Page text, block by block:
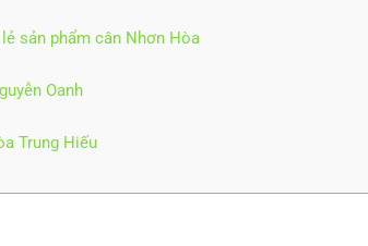
sản phẩm cân Nhơn Hòa
Oanh
Trung Hiếu